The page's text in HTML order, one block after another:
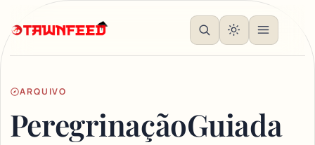
ARQUIVO
PeregrinaçãoGuiada